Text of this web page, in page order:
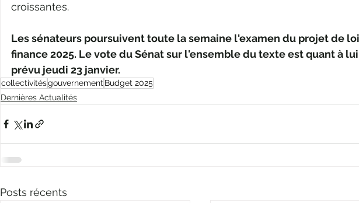
croissantes.
Les sénateurs poursuivent toute la semaine l'examen du projet de
finance 2025. Le vote du Sénat sur l'ensemble du texte est quant à
prévu jeudi 23 janvier.
collectivitésgouvernement Budget 2025
Dernières Actualités
Posts récents